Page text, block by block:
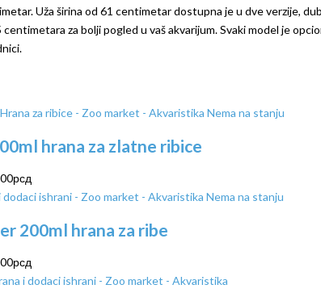
Uža širina od 61 centimetar dostupna je u dve verzije,
za bolji pogled u vaš akvarijum. Svaki model je
Nema na stanju
hrana za zlatne ribice
рсд
Nema na stanju
200ml hrana za ribe
рсд